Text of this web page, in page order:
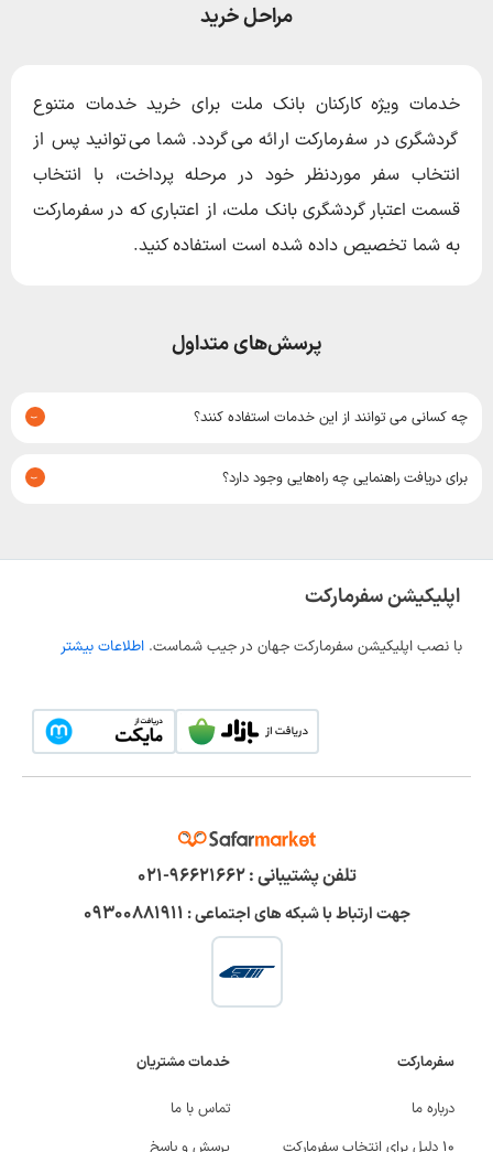
مراحل خرید
خدمات ویژه کارکنان بانک ملت برای خرید خدمات متنوع
گردشگری در سفرمارکت ارائه می‌گردد. شما می‌توانید پس از
انتخاب سفر موردنظر خود در مرحله پرداخت، با انتخاب
قسمت اعتبار گردشگری بانک ملت، از اعتباری که در سفرمارکت
به شما تخصیص داده شده است استفاده کنید.
پرسش‌های متداول
چه کسانی می توانند از این خدمات استفاده کنند؟
برای دریافت راهنمایی چه راه‌هایی وجود دارد؟
اپلیکیشن سفرمارکت
با نصب اپلیکیشن سفرمارکت جهان در جیب شماست. اطلاعات بیشتر
تلفن پشتیبانی :۹۶۶۲۱۶۶۲-۰۲۱
جهت ارتباط با شبکه های اجتماعی : ۰۹۳۰۰۸۸۱۹۱۱
سفرمارکت
درباره ما
۱۰ دلیل برای انتخاب سفرمارکت
خدمات مشتریان
تماس با ما
پرسش و پاسخ